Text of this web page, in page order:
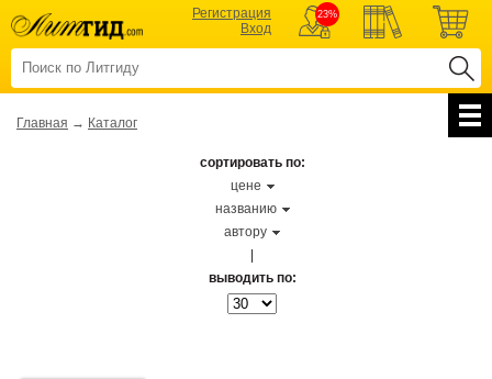
Регистрация
Вход
23%
Главная → Каталог
сортировать по:
цене
названию
автору
выводить по: